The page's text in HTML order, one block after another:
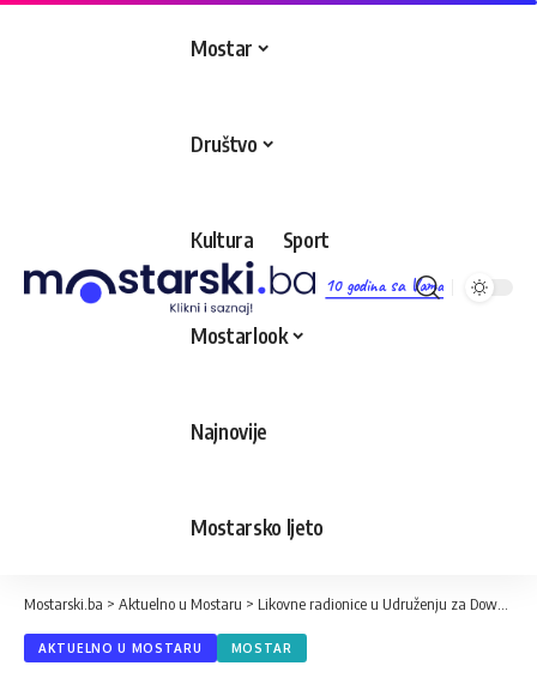
10 godina sa Vama
Mostar
Društvo
Kultura Sport
Mostarlook
Najnovije
Mostarsko ljeto
Mostarski.ba > Aktuelno u Mostaru > Likovne radionice u Udruženju za Down sindrom u Mostaru
AKTUELNO U MOSTARU MOSTAR